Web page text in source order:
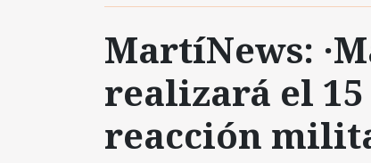
MartíNews:
realizará el
reacción